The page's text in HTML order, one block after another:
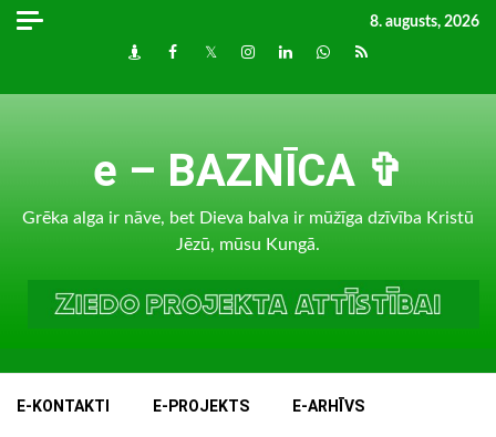
Skip
8. augusts, 2026
DraugiemFacebook
TwitterInstagram
LinkedInwhatsapp
RSS
e – BAZNĪCA ✞
Grēka alga ir nāve, bet Dieva balva ir mūžīga dzīvība Kristū
Jēzū, mūsu Kungā.
E-KONTAKTI E-PROJEKTS E-ARHĪVS